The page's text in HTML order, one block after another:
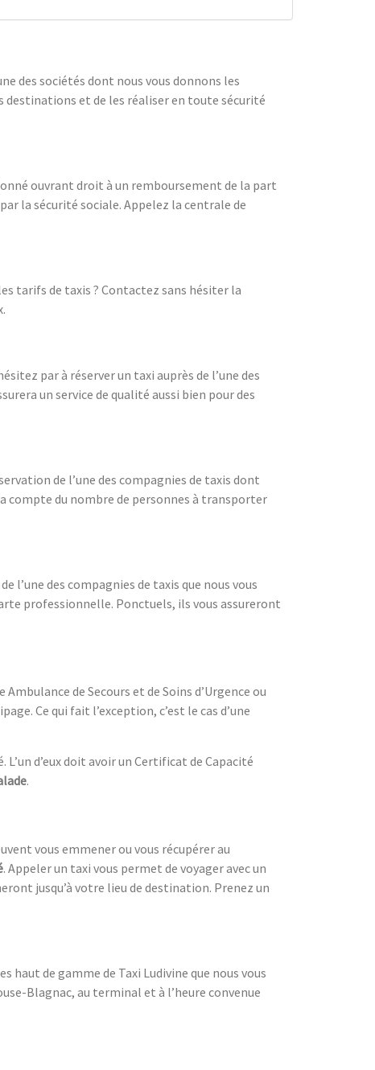
des sociétés dont nous vous donnons les
destinations et de les réaliser en toute sécurité
ouvrant droit à un remboursement de la part
la sécurité sociale. Appelez la centrale de
tarifs de taxis ? Contactez sans hésiter la
par à réserver un taxi auprès de l’une des
un service de qualité aussi bien pour des
de l’une des compagnies de taxis dont
compte du nombre de personnes à transporter
l’une des compagnies de taxis que nous vous
professionnelle. Ponctuels, ils vous assureront
de Secours et de Soins d’Urgence ou
Ce qui fait l’exception, c’est le cas d’une
L’un d’eux doit avoir un Certificat de Capacité
.
vous emmener ou vous récupérer au
. Appeler un taxi vous permet de voyager avec un
jusqu’à votre lieu de destination. Prenez un
haut de gamme de Taxi Ludivine que nous vous
Blagnac, au terminal et à l’heure convenue